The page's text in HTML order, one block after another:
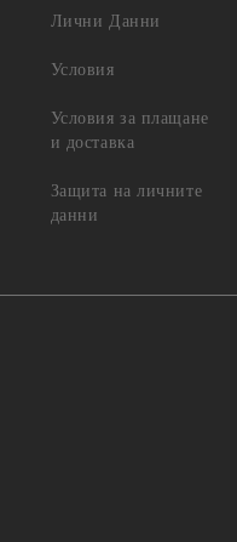
Лични Данни
Условия
Условия за плащане
и доставка
Защита на личните
данни